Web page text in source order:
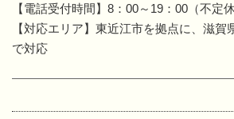
【電話受付時間】8：00～19：00（不定休
【対応エリア】東近江市を拠点に、滋賀
で対応